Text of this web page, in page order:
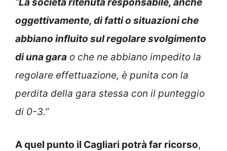
“La società ritenuta responsabile, anche
oggettivamente, di fatti o situazioni che
abbiano influito sul regolare svolgimento
di una gara o che ne abbiano impedito la
regolare effettuazione, è punita con la
perdita della gara stessa con il punteggio
di 0-3.”
A quel punto il Cagliari potrà far ricorso,